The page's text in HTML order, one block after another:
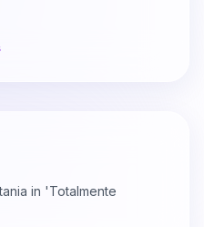
in 'Totalmente